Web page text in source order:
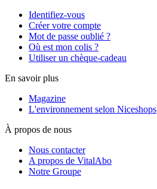
Identifiez-vous
Créer votre compte
Mot de passe oublié ?
Où est mon colis ?
Utiliser un chèque-cadeau
En savoir plus
Magazine
L'environnement selon Niceshops
À propos de nous
Nous contacter
A propos de VitalAbo
Notre Groupe